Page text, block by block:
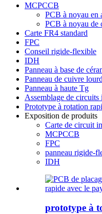
MCPCCB
PCB à noyau en
PCB à noyau de
Carte FR4 standard
FPC
Conseil rigide-flexible
IDH
Panneau à base de
Panneau de cuivre lourd
Panneau à haute Tg
Assemblage de circuits
Prototype à rotation
Exposition de produits
Carte de circuit
MCPCCB
FPC
panneau rigide-
IDH
prototype à